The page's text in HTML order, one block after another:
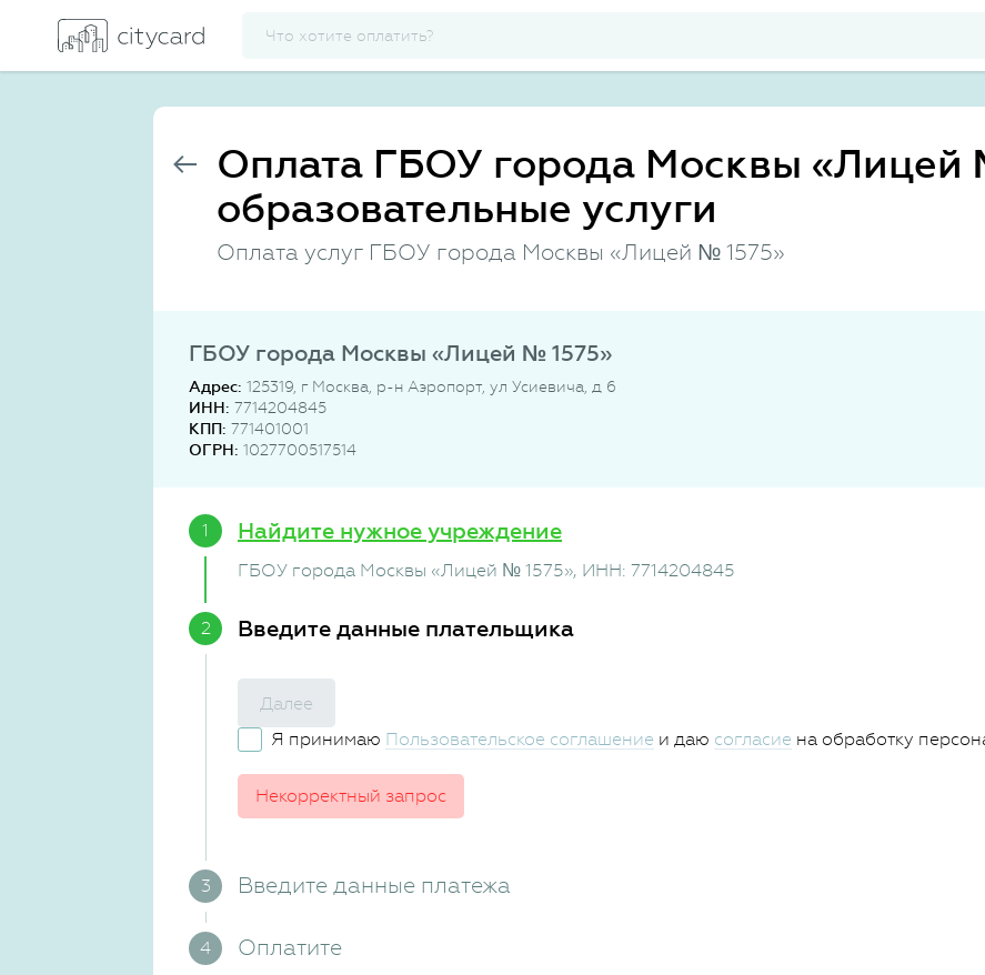
Оплата ГБОУ города Москвы «Лицей
образовательные услуги
Оплата услуг ГБОУ города Москвы «Лицей № 1575»
ГБОУ города Москвы «Лицей № 1575»
Адрес: 125319, г Москва, р-н Аэропорт, ул Усиевича, д 6
ИНН: 7714204845
КПП: 771401001
ОГРН: 1027700517514
Найдите нужное учреждение
ГБОУ города Москвы «Лицей № 1575», ИНН: 7714204845
Введите данные плательщика
Далее
Я принимаю Пользовательское соглашение и даю согласие на обработку
Некорректный запрос
Введите данные платежа
Оплатите